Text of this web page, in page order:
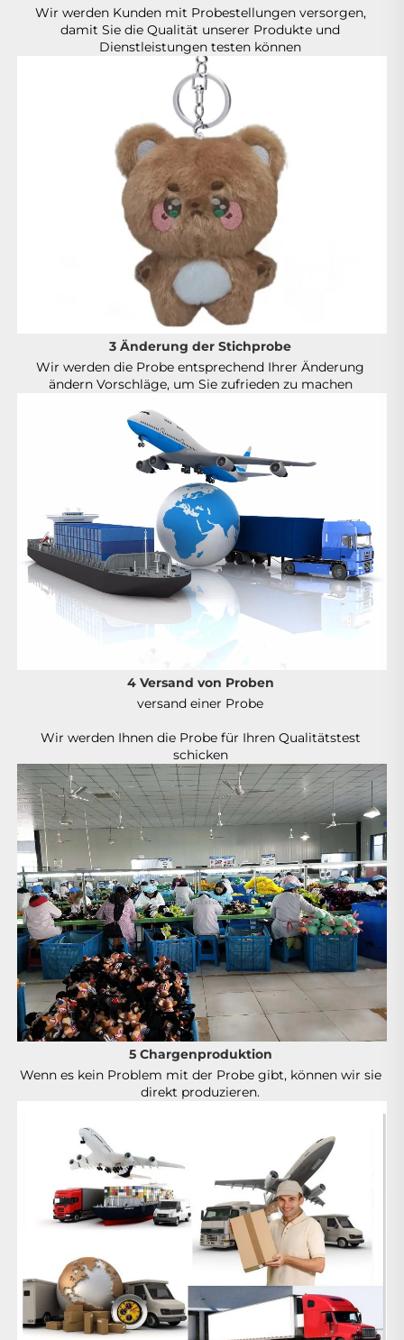
Wir werden Kunden mit Probestellungen versorgen,
damit Sie die Qualität unserer Produkte und
Dienstleistungen testen können
3 Änderung der Stichprobe
Wir werden die Probe entsprechend Ihrer Änderung
ändern Vorschläge, um Sie zufrieden zu machen
4 Versand von Proben
versand einer Probe
Wir werden Ihnen die Probe für Ihren Qualitätstest
schicken
5 Chargenproduktion
Wenn es kein Problem mit der Probe gibt, können wir sie
direkt produzieren.